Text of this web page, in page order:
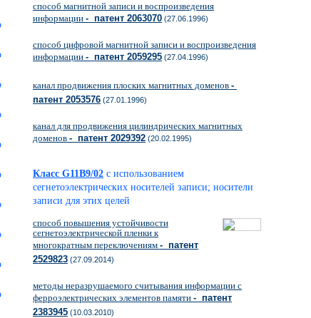
способ магнитной записи и воспроизведения
информации - патент 2063070 (27.06.1996)
способ цифровой магнитной записи и воспроизведения
информации - патент 2059295 (27.04.1996)
канал продвижения плоских магнитных доменов -
патент 2053576 (27.01.1996)
канал для продвижения цилиндрических магнитных
доменов - патент 2029392 (20.02.1995)
Класс G11B9/02 с использованием
сегнетоэлектрических носителей записи; носители
записи для этих целей
способ повышения устойчивости
сегнетоэлектрической пленки к
многократным переключениям - патент
2529823 (27.09.2014)
методы неразрушаемого считывания информации с
ферроэлектрических элементов памяти - патент
2383945 (10.03.2010)